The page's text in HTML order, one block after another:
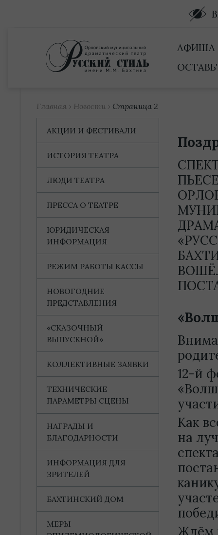
АФИША
Главная › Новости › Страница 2
12-й
Как
на
Ждём
АКЦИИ И ФЕСТИВАЛИ
ИСТОРИЯ ТЕАТРА
ЛЮДИ ТЕАТРА
ПРЕССА О ТЕАТРЕ
ЮРИДИЧЕСКАЯ
ИНФОРМАЦИЯ
РЕЖИМ РАБОТЫ КАССЫ
НОВОГОДНИЕ
ПРЕДСТАВЛЕНИЯ
«СКАЗОЧНЫЙ
ВЫПУСКНОЙ»
КОЛЛЕКТИВНЫЕ ЗАЯВКИ
ТЕХНИЧЕСКИЕ
ПАРАМЕТРЫ СЦЕНЫ
НАГРАДЫ И
БЛАГОДАРНОСТИ
ИНФОРМАЦИЯ ДЛЯ
ЗРИТЕЛЕЙ
БАХТИНСКИЙ ДОМ
МЕРЫ